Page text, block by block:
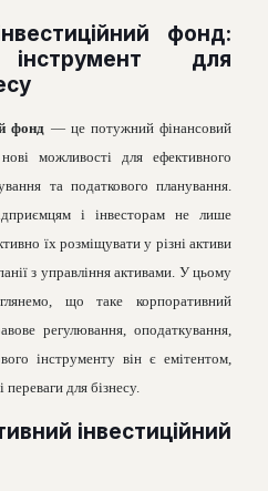
фонд:
інструмент для
фонд — це потужний фінансовий
можливості для ефективного
та податкового планування.
і інвесторам не лише
їх розміщувати у різні активи
з управління активами. У цьому
що таке корпоративний
регулювання, оподаткування,
інструменту він є емітентом,
для бізнесу.
інвестиційний